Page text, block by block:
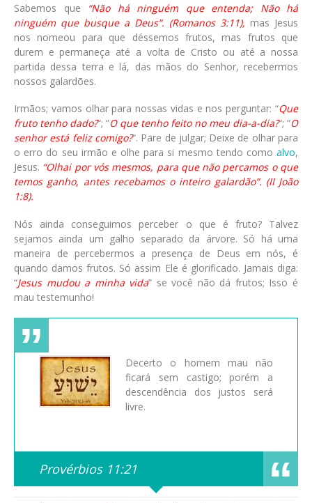
Sabemos que
“Não há ninguém que entenda; Não há
ninguém que busque a Deus”. (Romanos 3:11), mas Jesus
nos nomeou para que déssemos frutos, mas frutos que
durem e permaneça até a volta de Cristo ou até a nossa
partida dessa terra e lá, das mãos do Senhor, recebermos
nossos galardões.
Irmãos; vamos olhar para nossas vidas e nos perguntar: “Que
fruto tenho dado?“; “O que tenho feito no meu dia-a-dia?“; “O
senhor está feliz comigo?“. Pare de julgar; Deixe de olhar para
o erro do seu irmão e olhe para si mesmo tendo como alvo,
Jesus. “Olhai por vós mesmos, para que não percamos o que
temos ganho, antes recebamos o inteiro galardão”. (II João
1:8).
Nós ainda conseguimos perceber o que é fruto? Talvez
sejamos ainda um galho separado da árvore. Só há uma
maneira de percebermos a presença de Deus em nós, é
quando damos frutos. Só assim Ele é glorificado. Jamais diga:
“Jesus mudou a minha vida” se você não dá frutos; Isso é
mau testemunho!
Decerto o homem mau não
ficará sem castigo; porém a
descendência dos justos será
livre.
Provérbios 11:21